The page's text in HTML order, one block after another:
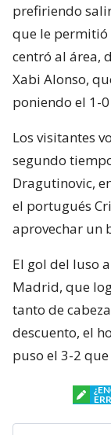
prefiriendo
que le permitió
centró al área,
Xabi Alonso,
poniendo el 1-
Los visitantes
segundo
Dragutinovic,
el portugués
aprovechar un
El gol del luso
Madrid, que
tanto de
descuento, el
puso el 3-2